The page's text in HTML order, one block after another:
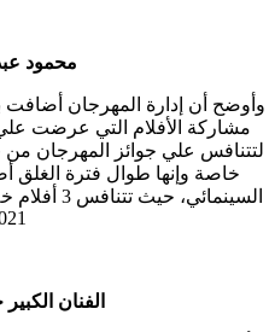
محمود
وأوضح أن إدارة المهرجان أضافت
مشاركة الأفلام التي عرضت
لتتنافس علي جوائز المهرجان من
خاصة وإنها طوال فترة
الفنان